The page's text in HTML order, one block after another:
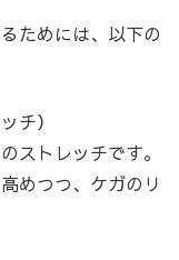
ためには、以下の
チ）
ストレッチです。
めつつ、ケガのリ